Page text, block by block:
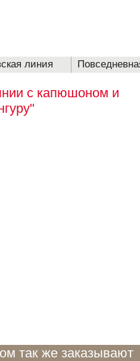
линия
так же заказывают